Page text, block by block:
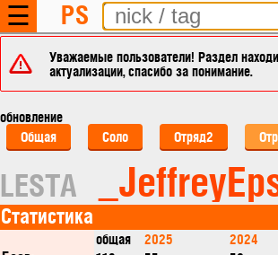
☰ PS
Уважаемые пользователи! Раздел
актуализации, спасибо за понимание.
обновление
Общая
Соло Отряд2
LESTA
Статистика
общая 2025 2024